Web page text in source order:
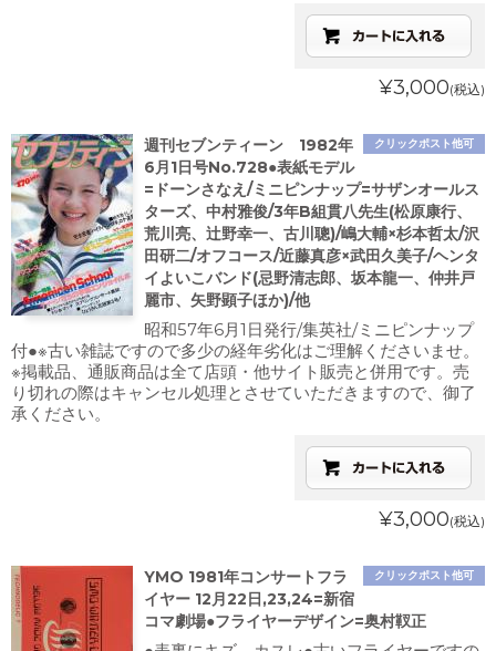
¥3,000(税込)
クリックポスト他可
週刊セブンティーン 1982年
6月1日号No.728●表紙モデル
=ドーンさなえ/ミニピンナップ=サザンオールス
ターズ、中村雅俊/3年B組貫八先生(松原康行、
荒川亮、辻野幸一、古川聰)/嶋大輔×杉本哲太/沢
田研二/オフコース/近藤真彦×武田久美子/ヘンタ
イよいこバンド(忌野清志郎、坂本龍一、仲井戸
麗市、矢野顕子ほか)/他
昭和57年6月1日発行/集英社/ミニピンナップ
付●※古い雑誌ですので多少の経年劣化はご理解くださいませ。
※掲載品、通販商品は全て店頭・他サイト販売と併用です。売
り切れの際はキャンセル処理とさせていただきますので、御了
承ください。
¥3,000(税込)
クリックポスト他可
YMO 1981年コンサートフラ
イヤー 12月22日,23,24=新宿
コマ劇場●フライヤーデザイン=奥村靫正